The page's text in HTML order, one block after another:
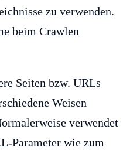
zu verwenden.
beim Crawlen
Seiten bzw. URLs
Weisen
verwendet
Parameter wie zum